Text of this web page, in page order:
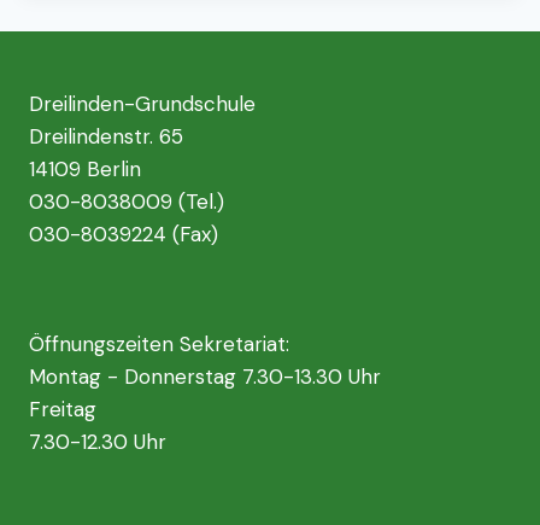
Dreilinden-Grundschule
Dreilindenstr. 65
14109 Berlin
030-8038009 (Tel.)
030-8039224 (Fax)
Öffnungszeiten Sekretariat:
Montag - Donnerstag 7.30-13.30 Uhr
Freitag
7.30-12.30 Uhr